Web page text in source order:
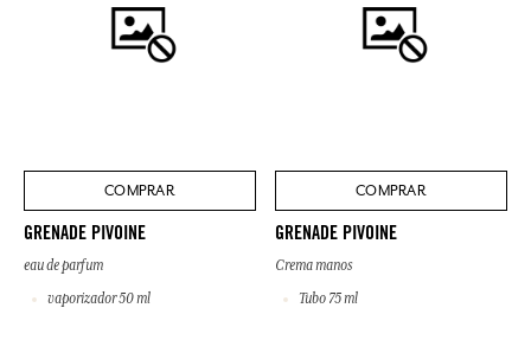
COMPRAR
GRENADE PIVOINE
eau de parfum
vaporizador 50 ml
COMPRAR
GRENADE PIVOINE
Crema manos
Tubo 75 ml